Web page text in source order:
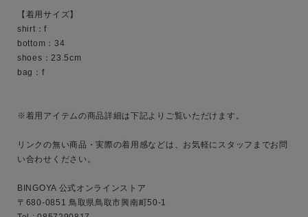
キーワード
MENS LADIES
【着用サイズ】
shirt：f
bottom：34
shoes：23.5cm
bag：f
※着用アイテムの商品詳細は下記よりご覧いただけます。
リンクの無い商品・実際の着用感などは、お気軽にスタッフまでお問
い合わせください。
BINGOYA 公式オンラインストア
〒680-0851 鳥取県鳥取市興南町50-1